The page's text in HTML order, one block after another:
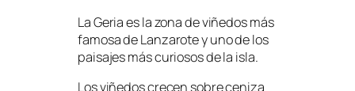
La Geria es la zona de viñedos más
famosa de Lanzarote y uno de los
paisajes más curiosos de la isla.
Los viñedos crecen sobre ceniza